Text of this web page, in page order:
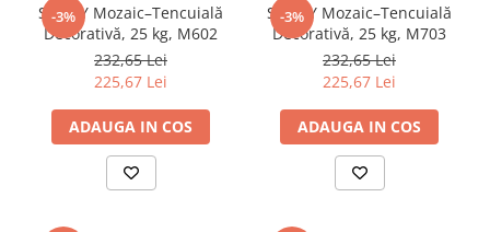
Profil C
Profil tip H
-3%
STICKY Mozaic–Tencuială
Decorativă, 25 kg, M602
232,65 Lei
225,67 Lei
ADAUGA IN COS
-3%
STICKY Mozaic–Tencuială
Decorativă, 25 kg, M703
232,65 Lei
225,67 Lei
ADAUGA IN COS